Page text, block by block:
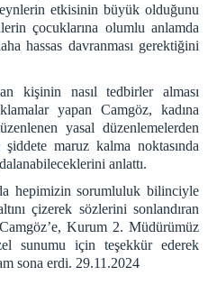
etkisinin büyük olduğunu
çocuklarına olumlu anlamda
hassas davranması gerektiğini
kişinin nasıl tedbirler alması
yapan Camgöz, kadına
yasal düzenlemelerden
şiddete maruz kalma noktasında
anlattı.
hepimizin sorumluluk bilinciyle
çizerek sözlerini sonlandıran
Kurum 2. Müdürümüz
sunumu için teşekkür ederek
sona erdi. 29.11.2024